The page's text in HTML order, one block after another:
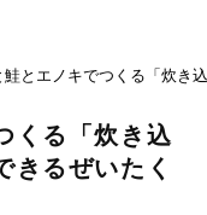
鮭とエノキでつくる「炊き
くる「炊き込
きるぜいたく